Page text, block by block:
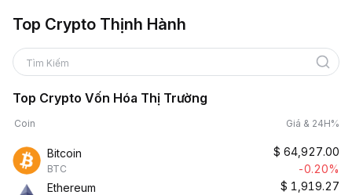
Top Crypto Thịnh Hành
Tìm Kiếm
Top Crypto Vốn Hóa Thị Trường
Coin Giá & 24H%
Bitcoin
BTC
$ 64,927.00
-0.20%
Ethereum
$ 1,919.27